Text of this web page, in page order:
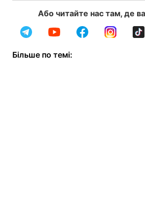
Або читайте нас там, де
Більше по темі: